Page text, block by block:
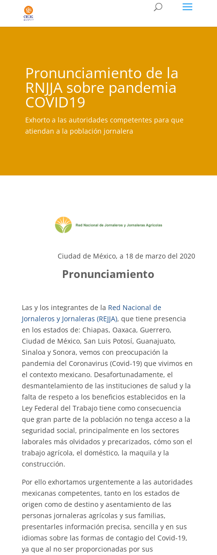
Pronunciamiento de la
RNJJA sobre pandemia
COVID19
Exhorto a las autoridades competentes para que
atiendan a la población jornalera
Ciudad de México, a 18 de marzo del 2020
Pronunciamiento
Las y los integrantes de la Red Nacional de
Jornaleros y Jornaleras (REJJA), que tiene presencia
en los estados de: Chiapas, Oaxaca, Guerrero,
Ciudad de México, San Luis Potosí, Guanajuato,
Sinaloa y Sonora, vemos con preocupación la
pandemia del Coronavirus (Covid-19) que vivimos en
el contexto mexicano. Desafortunadamente, el
desmantelamiento de las instituciones de salud y la
falta de respeto a los beneficios establecidos en la
Ley Federal del Trabajo tiene como consecuencia
que gran parte de la población no tenga acceso a la
seguridad social, principalmente en los sectores
laborales más olvidados y precarizados, cómo son el
trabajo agrícola, el doméstico, la maquila y la
construcción.
Por ello exhortamos urgentemente a las autoridades
mexicanas competentes, tanto en los estados de
origen como de destino y asentamiento de las
personas jornaleras agrícolas y sus familias,
presentarles información precisa, sencilla y en sus
idiomas sobre las formas de contagio del Covid-19,
ya que al no ser proporcionadas por sus